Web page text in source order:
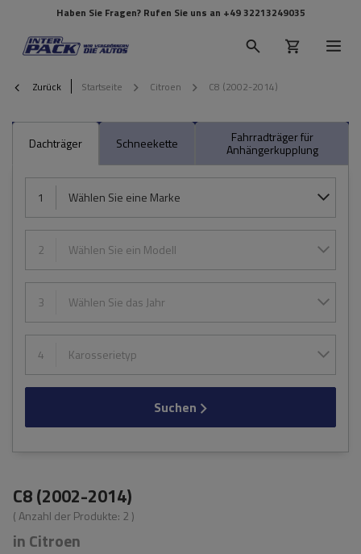
Haben Sie Fragen? Rufen Sie uns an +49 32213249035
Zurück Startseite Citroen C8 (2002-2014)
Dachträger Schneekette Fahrradträger für
Anhängerkupplung
1 Wählen Sie eine Marke
2 Wählen Sie ein Modell
3 Wählen Sie das Jahr
4 Karosserietyp
Suchen
C8 (2002-2014)
( Anzahl der Produkte: 2 )
in Citroen